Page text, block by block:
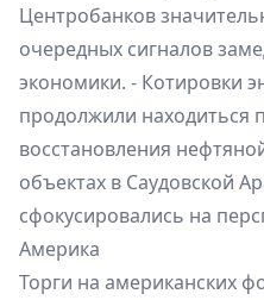
Центробанков
очередных сигналов
экономики. - Котировки
продолжили находиться
восстановления
объектах в Саудовской
сфокусировались на
Америка
Торги на американских